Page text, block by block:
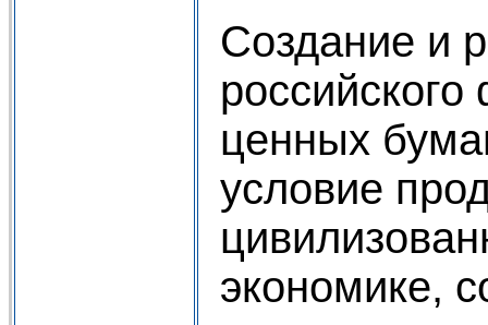
Создание и
ценных
условие
экономике,